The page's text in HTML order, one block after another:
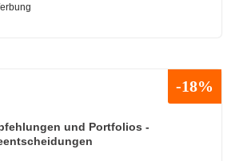
-18%
und Portfolios -